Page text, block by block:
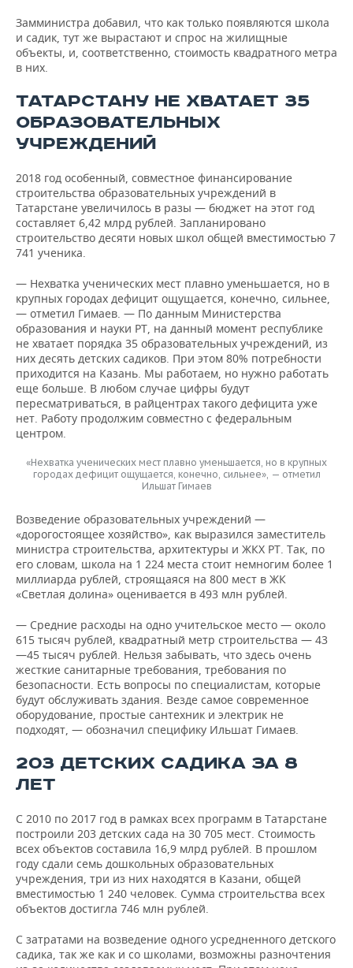
Замминистра добавил, что как только появляются школа
и садик, тут же вырастают и спрос на жилищные
объекты, и, соответственно, стоимость квадратного метра
в них.
ТАТАРСТАНУ НЕ ХВАТАЕТ 35
ОБРАЗОВАТЕЛЬНЫХ
УЧРЕЖДЕНИЙ
2018 год особенный, совместное финансирование
строительства образовательных учреждений в
Татарстане увеличилось в разы — бюджет на этот год
составляет 6,42 млрд рублей. Запланировано
строительство десяти новых школ общей вместимостью 7
741 ученика.
— Нехватка ученических мест плавно уменьшается, но в
крупных городах дефицит ощущается, конечно, сильнее,
— отметил Гимаев. — По данным Министерства
образования и науки РТ, на данный момент республике
не хватает порядка 35 образовательных учреждений, из
них десять детских садиков. При этом 80% потребности
приходится на Казань. Мы работаем, но нужно работать
еще больше. В любом случае цифры будут
пересматриваться, в райцентрах такого дефицита уже
нет. Работу продолжим совместно с федеральным
центром.
«Нехватка ученических мест плавно уменьшается, но в крупных
городах дефицит ощущается, конечно, сильнее», — отметил
Ильшат Гимаев
Возведение образовательных учреждений —
«дорогостоящее хозяйство», как выразился заместитель
министра строительства, архитектуры и ЖКХ РТ. Так, по
его словам, школа на 1 224 места стоит немногим более 1
миллиарда рублей, строящаяся на 800 мест в ЖК
«Светлая долина» оценивается в 493 млн рублей.
— Средние расходы на одно учительское место — около
615 тысяч рублей, квадратный метр строительства — 43
—45 тысяч рублей. Нельзя забывать, что здесь очень
жесткие санитарные требования, требования по
безопасности. Есть вопросы по специалистам, которые
будут обслуживать здания. Везде самое современное
оборудование, простые сантехник и электрик не
подходят, — обозначил специфику Ильшат Гимаев.
203 ДЕТСКИХ САДИКА ЗА 8
ЛЕТ
С 2010 по 2017 год в рамках всех программ в Татарстане
построили 203 детских сада на 30 705 мест. Стоимость
всех объектов составила 16,9 млрд рублей. В прошлом
году сдали семь дошкольных образовательных
учреждения, три из них находятся в Казани, общей
вместимостью 1 240 человек. Сумма строительства всех
объектов достигла 746 млн рублей.
С затратами на возведение одного усредненного детского
садика, так же как и со школами, возможны разночтения